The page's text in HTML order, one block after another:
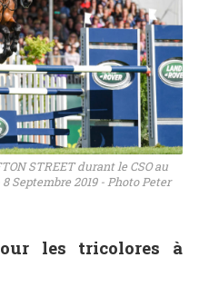
STREET durant le CSO au
Septembre 2019 - Photo Peter
les tricolores à